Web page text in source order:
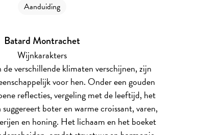
Aanduiding
Batard Montrachet
Wijnkarakters
verschillende klimaten verschijnen, zijn
voor hen. Onder een gouden
reflecties, vergeling met de leeftijd, het
boter en warme croissant, varen,
en honing. Het lichaam en het boeket